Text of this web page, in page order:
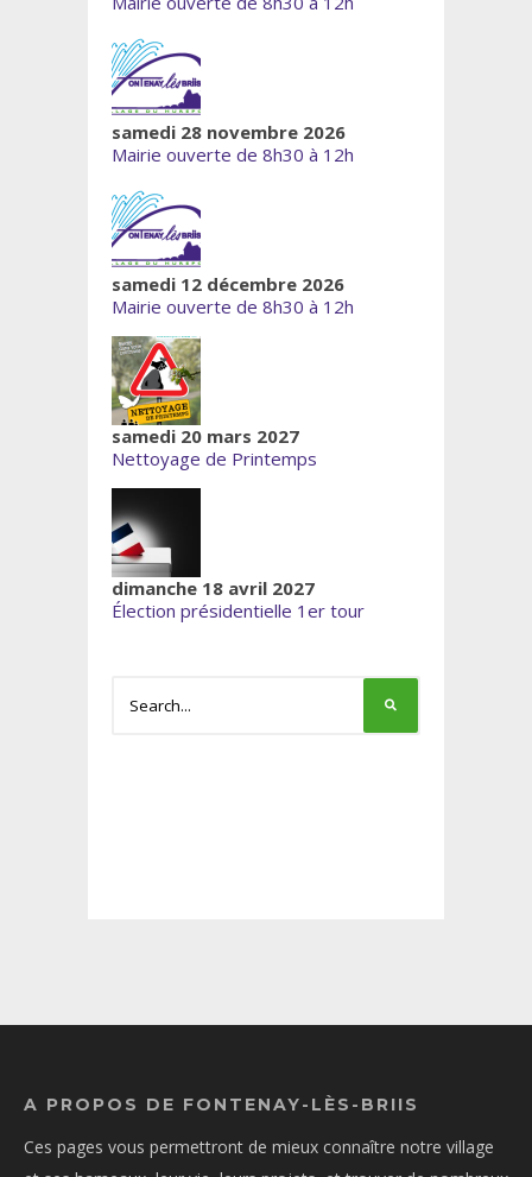
samedi 28 novembre 2026
Mairie ouverte de 8h30 à 12h
samedi 12 décembre 2026
Mairie ouverte de 8h30 à 12h
samedi 20 mars 2027
Nettoyage de Printemps
dimanche 18 avril 2027
Élection présidentielle 1er tour
A PROPOS DE FONTENAY-LÈS-BRIIS
Ces pages vous permettront de mieux connaître notre village